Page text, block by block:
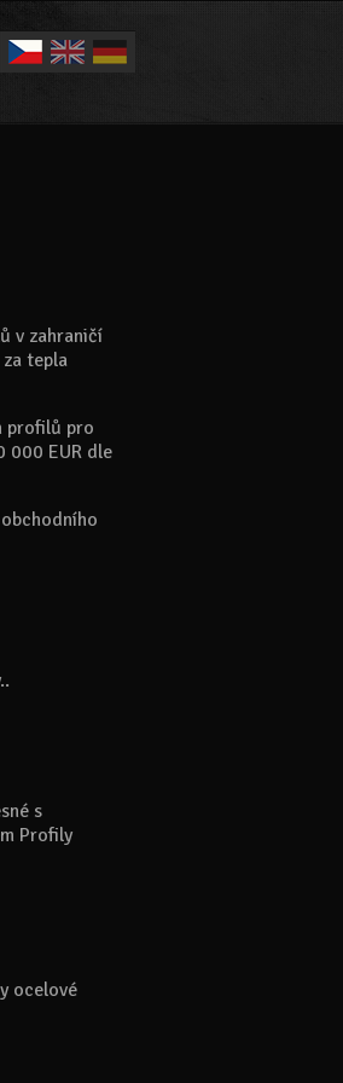
v zahraničí
tepla
profilů pro
000 EUR dle
s
Profily
ocelové